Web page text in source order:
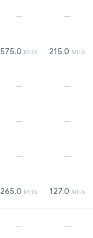
— —
575.0 MH/s 215.0 MH/s
— —
— —
— —
265.0 MH/s 127.0 MH/s
— —